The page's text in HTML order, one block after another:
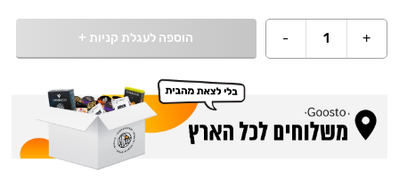
+
1
- הוספה לעגלת קניות +